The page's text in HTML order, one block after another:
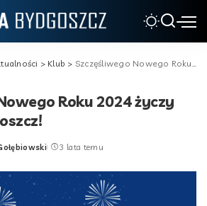
> Klub > Szczęśliwego Nowego Roku 2024 życzy Zawisza Bydgoszcz!
Roku 2024 życzy
3 lata temu